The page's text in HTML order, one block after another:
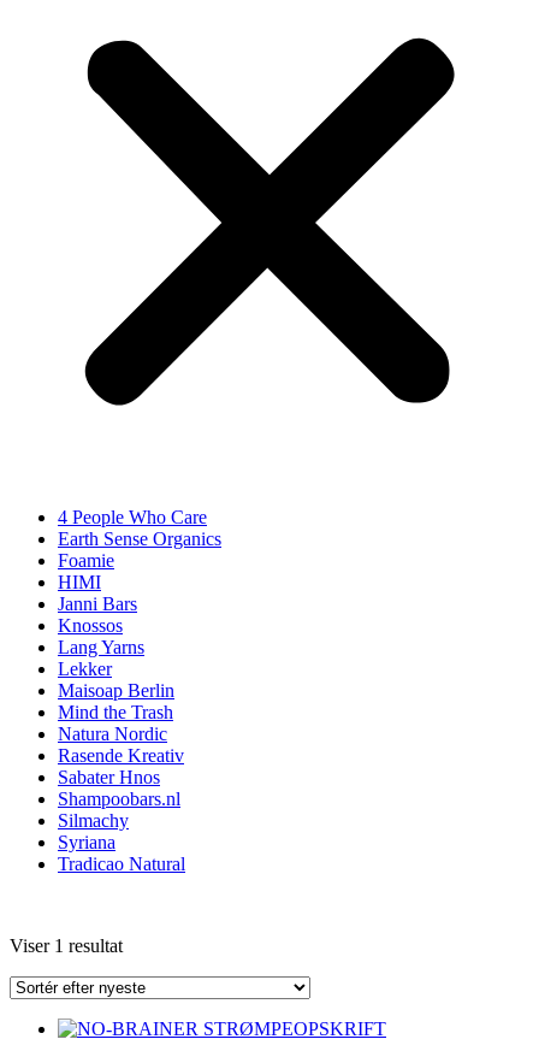
4 People Who Care
Earth Sense Organics
Foamie
HIMI
Janni Bars
Knossos
Lang Yarns
Lekker
Maisoap Berlin
Mind the Trash
Natura Nordic
Rasende Kreativ
Sabater Hnos
Shampoobars.nl
Silmachy
Syriana
Tradicao Natural
Viser 1 resultat